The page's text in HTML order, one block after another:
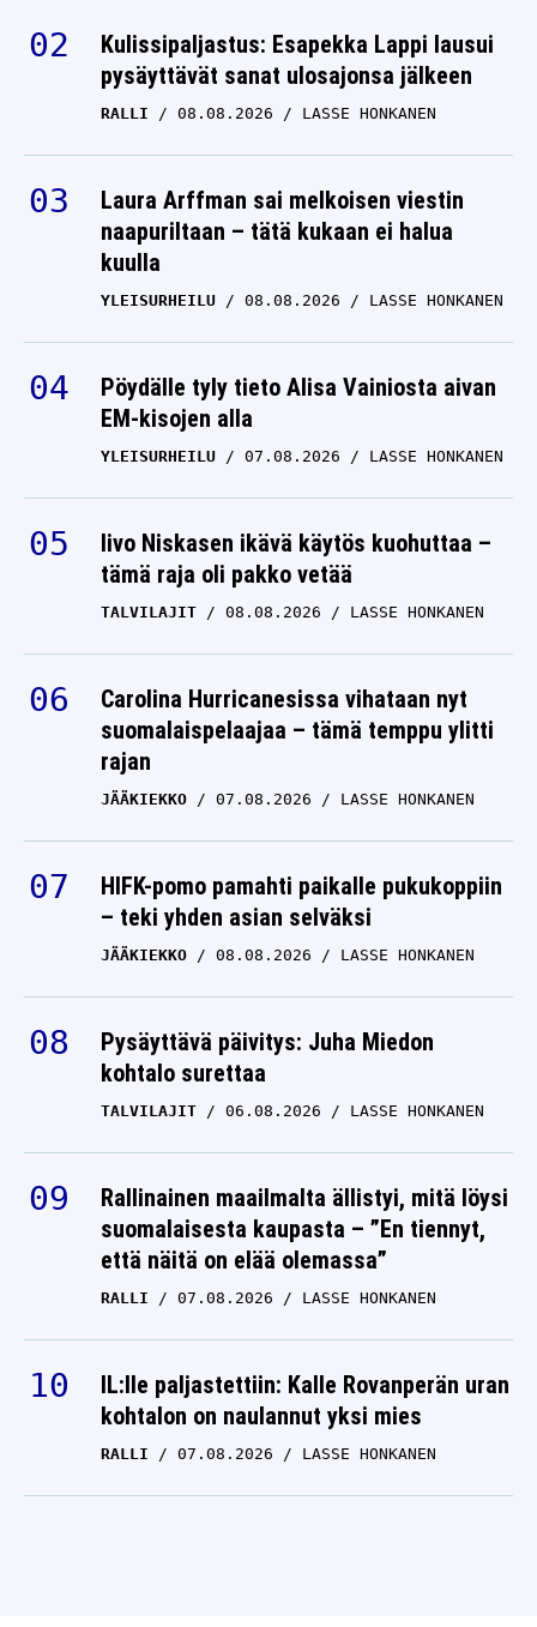
Kulissipaljastus: Esapekka Lappi lausui
pysäyttävät sanat ulosajonsa jälkeen
RALLI 08.08.2026 LASSE HONKANEN
Laura Arffman sai melkoisen viestin
naapuriltaan – tätä kukaan ei halua
kuulla
YLEISURHEILU 08.08.2026 LASSE HONKANEN
Pöydälle tyly tieto Alisa Vainiosta aivan
EM-kisojen alla
YLEISURHEILU 07.08.2026 LASSE HONKANEN
Iivo Niskasen ikävä käytös kuohuttaa –
tämä raja oli pakko vetää
TALVILAJIT 08.08.2026 LASSE HONKANEN
Carolina Hurricanesissa vihataan nyt
suomalaispelaajaa – tämä temppu ylitti
rajan
JÄÄKIEKKO 07.08.2026 LASSE HONKANEN
HIFK-pomo pamahti paikalle pukukoppiin
– teki yhden asian selväksi
JÄÄKIEKKO 08.08.2026 LASSE HONKANEN
Pysäyttävä päivitys: Juha Miedon
kohtalo surettaa
TALVILAJIT 06.08.2026 LASSE HONKANEN
Rallinainen maailmalta ällistyi, mitä löysi
suomalaisesta kaupasta – ”En tiennyt,
että näitä on elää olemassa”
RALLI 07.08.2026 LASSE HONKANEN
IL:lle paljastettiin: Kalle Rovanperän uran
kohtalon on naulannut yksi mies
RALLI 07.08.2026 LASSE HONKANEN